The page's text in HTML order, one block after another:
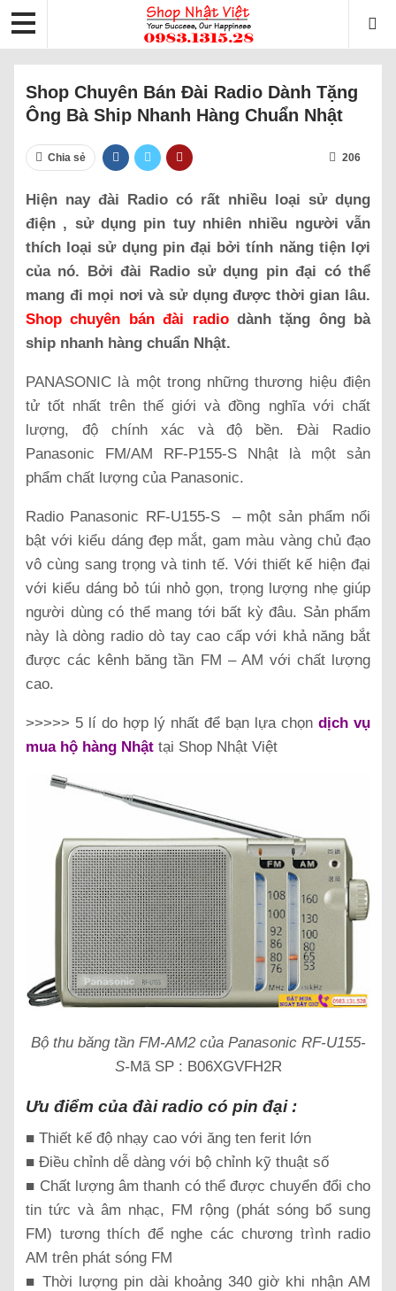
Shop Chuyên Bán Đài Radio Dành Tặng
Ông Bà Ship Nhanh Hàng Chuẩn Nhật
Chia sẻ 206
Hiện nay đài Radio có rất nhiều loại sử dụng
điện , sử dụng pin tuy nhiên nhiều người vẫn
thích loại sử dụng pin đại bởi tính năng tiện lợi
của nó. Bởi đài Radio sử dụng pin đại có thể
mang đi mọi nơi và sử dụng được thời gian lâu.
Shop chuyên bán đài radiodành tặng ông bà
ship nhanh hàng chuẩn Nhật.
PANASONIC là một trong những thương hiệu điện
tử tốt nhất trên thế giới và đồng nghĩa với chất
lượng, độ chính xác và độ bền. Đài Radio
Panasonic FM/AM RF-P155-S Nhật là một sản
phẩm chất lượng của Panasonic.
Radio Panasonic RF-U155-S – một sản phẩm nổi
bật với kiểu dáng đẹp mắt, gam màu vàng chủ đạo
vô cùng sang trọng và tinh tế. Với thiết kế hiện đại
với kiểu dáng bỏ túi nhỏ gọn, trọng lượng nhẹ giúp
người dùng có thể mang tới bất kỳ đâu. Sản phẩm
này là dòng radio dò tay cao cấp với khả năng bắt
được các kênh băng tần FM – AM với chất lượng
cao.
>>>>> 5 lí do hợp lý nhất để bạn lựa chọn dịch vụ
mua hộ hàng Nhật tại Shop Nhật Việt
Bộ thu băng tần FM-AM2 của Panasonic RF-U155-
S-Mã SP : B06XGVFH2R
Ưu điểm của đài radio có pin đại :
■ Thiết kế độ nhạy cao với ăng ten ferit lớn
■ Điều chỉnh dễ dàng với bộ chỉnh kỹ thuật số
■ Chất lượng âm thanh có thể được chuyển đổi cho
tin tức và âm nhạc, FM rộng (phát sóng bổ sung
FM) tương thích để nghe các chương trình radio
AM trên phát sóng FM
■ Thời lượng pin dài khoảng 340 giờ khi nhận AM